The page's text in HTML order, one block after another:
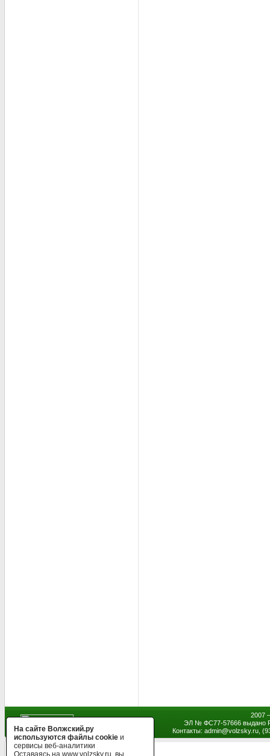
2007
ЭЛ № ФС77-57666 выдано
Контакты: admin@volzsky.ru,
На сайте Волжский.ру
используются файлы cookie и
сервисы веб-аналитики
Оставаясь на www.volzsky.ru, вы